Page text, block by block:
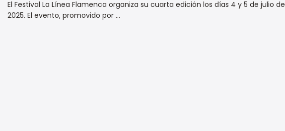
El Festival La Línea Flamenca organiza su cuarta edición los días 4 y 5 de julio de
2025. El evento, promovido por ...